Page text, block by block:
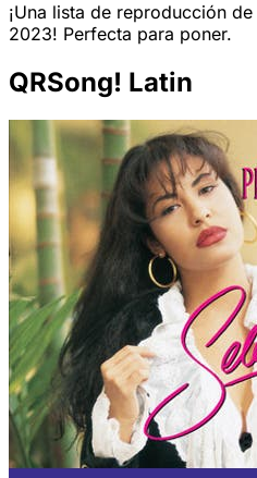
¡Una lista de reproducción
2023! Perfecta para poner.
QRSong! Latin